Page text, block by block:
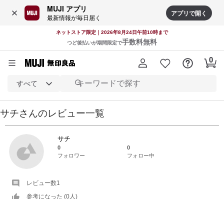
MUJI アプリ
最新情報が毎日届く アプリで開く
ネットストア限定｜2026年8月24日午前10時まで
つど後払いが期間限定で手数料無料
すべて
サチさんのレビュー一覧
サチ
0
0
フォロワー
フォロー中
レビュー数1
参考になった (0 人)